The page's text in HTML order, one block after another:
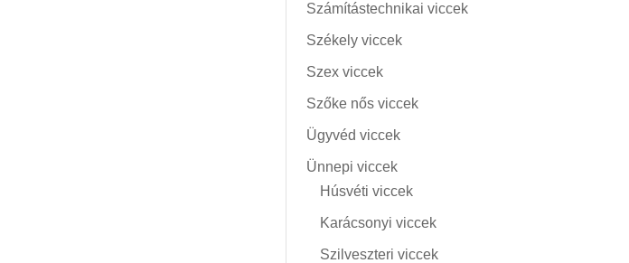
Számítástechnikai viccek
Székely viccek
Szex viccek
Szőke nős viccek
Ügyvéd viccek
Ünnepi viccek
Húsvéti viccek
Karácsonyi viccek
Szilveszteri viccek